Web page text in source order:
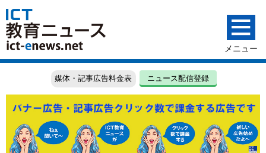
媒体・記事広告料金表 ニュース配信登録